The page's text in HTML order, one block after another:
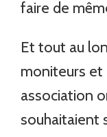
faire de
Et tout au
moniteurs
association
souhaitaient